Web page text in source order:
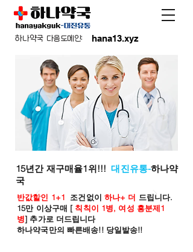
hana13.xyz
하나약국 다음도메인:
15년간 재구매율1위!!!대진유통-하나약
국
반값할인 1+1 조건없이 하나+ 더 드립니다.
15만 이상구매 [ 칙칙이 1병, 여성 흥분제1
병] 추가로 더드립니다
하나약국만의 빠른배송!! 당일발송!!